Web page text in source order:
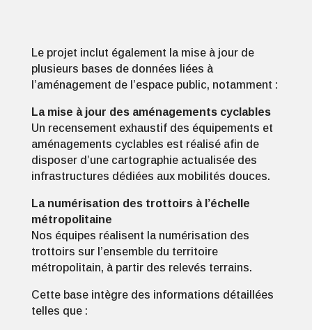
Le projet inclut également la mise à jour de
plusieurs bases de données liées à
l’aménagement de l’espace public, notamment :
La mise à jour des aménagements cyclables
Un recensement exhaustif des équipements et
aménagements cyclables est réalisé afin de
disposer d’une cartographie actualisée des
infrastructures dédiées aux mobilités douces.
La numérisation des trottoirs à l’échelle
métropolitaine
Nos équipes réalisent la numérisation des
trottoirs sur l’ensemble du territoire
métropolitain, à partir des relevés terrains.
Cette base intègre des informations détaillées
telles que :